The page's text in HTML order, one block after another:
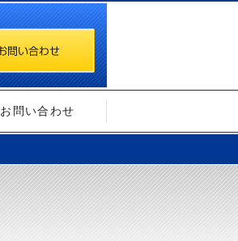
お問い合わせ